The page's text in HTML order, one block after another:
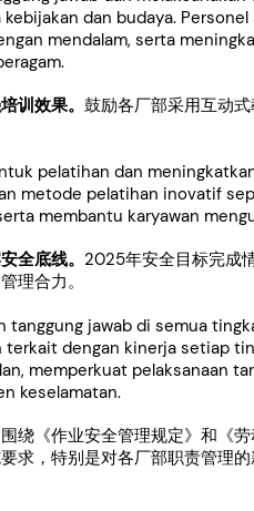
kebijakan dan budaya.
mendalam, serta
训效果。 鼓励各厂部采用互动
pelatihan dan
metode pelatihan inovatif
membantu karyawan
全底线。 2025年安全目标完成
理合力。
tanggung jawab di semua
terkait dengan kinerja setiap
memperkuat pelaksanaan
keselamatan.
绕《作业安全管理规定》和《
求，特别是对各厂部职责管理